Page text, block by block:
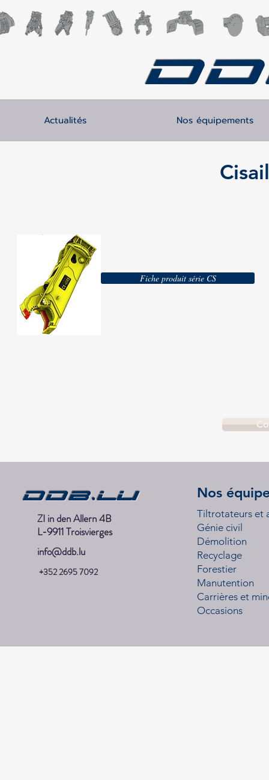
Actualités Nos équipements
Fiche produit série CS
DDB.lu
ZI in den Allern 4B
L-9911 Troisvierges
info@ddb.lu
+352 2695 7092
Nos
Tiltrotateurs et
Génie civil
Démolition
Recyclage
Forestier
Manutention
Carrières et
Occasions